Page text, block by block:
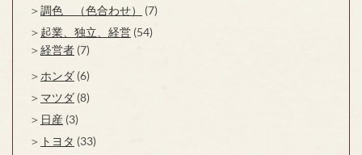
調色 （色合わせ）
(7)
起業、独立、経営 (54)
経営者 (7)
ホンダ (6)
マツダ (8)
日産 (3)
トヨタ (33)